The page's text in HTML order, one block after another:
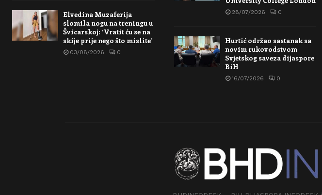
Elvedina Muzaferija
slomila nogu na treningu u
Švicarskoj: ‘Vratit ću se na
skije prije nego što mislite’
03/08/2026 0
28/07/2026 0
Hurtić održao sastanak sa
novim rukovodstvom
Svjetskog saveza dijaspore
BiH
16/07/2026 0